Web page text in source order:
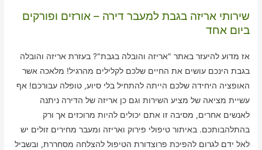
שירותי אריזה בגבת למעבר דירה – אורזים ופורקים
ביום אחד
אז מדוע להיעזר באתר "אריזה והובלה בגבת"? בעזרת אריזה והובלה
בגבת הינכם עושים את החיים שלכם לקלילים מהרגיל! מלאכה אשר
האופציה היחידה שלכם הייתה להתחיל בלי סיוע, טופלה עבורכם! אף
עשיית מציאה של מציע השירות וגם כן אריזה של הדירה ניתנה
לאנשים אחרים, מסיבה זו אתם יכולים להיות מרוכזים אך ורק
בהתלהבותכם. באיתור טיפולי פירוק ואריזה ומעבר מחירים זולים יש
לאל ידם לגרום להפיכת פרוצדורת הטיפול להצלחה מסחררת, ובשביל